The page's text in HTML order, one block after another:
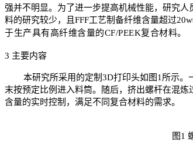
强并不明显。为了进一步提高机械性能，研究人
料的研究较少，且 FFF工艺制备纤维含量超过
于生产具有高纤维含量的CF/PEEK复合材料。
3 主要内容
本研究所采用的定制3D打印头如图1所示。
末按预定比例进入料筒。随后，挤出螺杆在混
含量的实时控制，满足不同复合材料的需求。
图1